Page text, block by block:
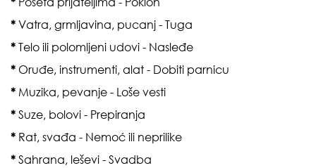
* Vatra, grmljavina, pucanj - Tuga
* Telo ili polomljeni udovi - Nasleđe
* Oruđe, instrumenti, alat - Dobiti parnicu
* Muzika, pevanje - Loše vesti
* Suze, bolovi - Prepiranja
* Rat, svađa - Nemoć ili neprilike
* Sahrana, leševi - Svadba